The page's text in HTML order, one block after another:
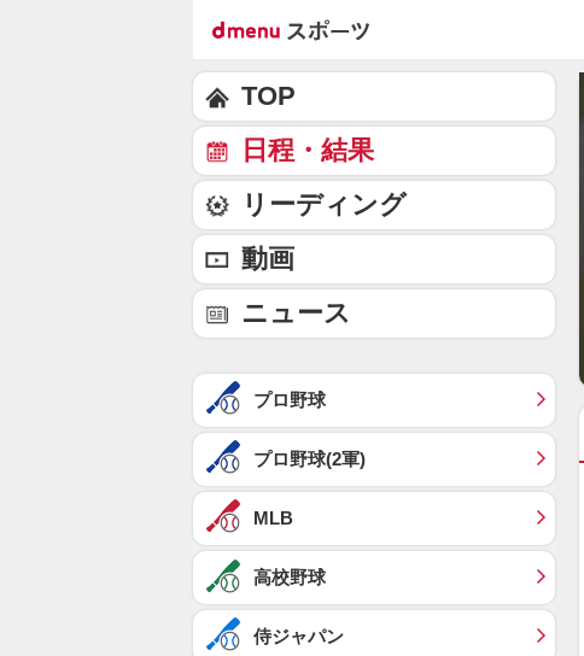
TOP
日程・結果
リーディング
動画
ニュース
プロ野球
プロ野球(2軍)
MLB
高校野球
侍ジャパン